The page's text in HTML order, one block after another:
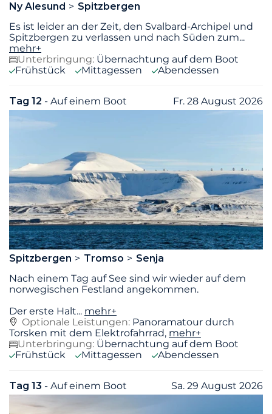
Ny Alesund
Spitzbergen
Es ist leider an der Zeit, den Svalbard-Archipel und
Spitzbergen zu verlassen und nach Süden zum...
mehr+
Unterbringung: Übernachtung auf dem Boot
Frühstück
Mittagessen Abendessen
Tag 12 - Auf einem Boot Fr. 28 August 2026
Spitzbergen Tromso
Senja
Nach einem Tag auf See sind wir wieder auf dem
norwegischen Festland angekommen.
Der erste Halt... mehr+
Optionale Leistungen: Panoramatour durch
Torsken mit dem Elektrofahrrad, mehr+
Unterbringung: Übernachtung auf dem Boot
Frühstück
Mittagessen Abendessen
Tag 13 - Auf einem Boot Sa. 29 August 2026